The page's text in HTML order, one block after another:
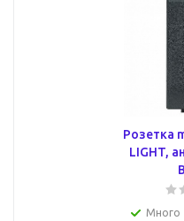
Розетка
LIGHT,
Много